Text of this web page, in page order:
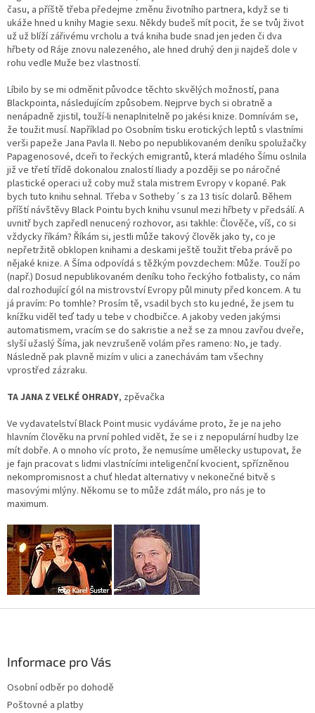
času, a příště třeba předejme změnu životního partnera, když se ti
ukáže hned u knihy Magie sexu. Někdy budeš mít pocit, že se tvůj život
už už blíží zářivému vrcholu a tvá kniha bude snad jen jeden či dva
hřbety od Ráje znovu nalezeného, ale hned druhý den ji najdeš dole v
rohu vedle Muže bez vlastností.
Líbilo by se mi odměnit původce těchto skvělých možností, pana
Blackpointa, následujícím způsobem. Nejprve bych si obratně a
nenápadně zjistil, touží-li nenaplnitelně po jakési knize. Domnívám se,
že toužit musí. Například po Osobním tisku erotických leptů s vlastními
verši papeže Jana Pavla II. Nebo po nepublikovaném deníku spolužačky
Papagenosové, dceři to řeckých emigrantů, která mladého Šímu oslnila
již ve třetí třídě dokonalou znalostí Iliady a později se po náročné
plastické operaci už coby muž stala mistrem Evropy v kopané. Pak
bych tuto knihu sehnal. Třeba v Sotheby´s za 13 tisíc dolarů. Během
příští návštěvy Black Pointu bych knihu vsunul mezi hřbety v předsálí. A
uvnitř bych zapředl nenucený rozhovor, asi takhle: Člověče, víš, co si
vždycky říkám? Říkám si, jestli může takový člověk jako ty, co je
nepřetržitě obklopen knihami a deskami ještě toužit třeba právě po
nějaké knize. A Šíma odpovídá s těžkým povzdechem: Může. Touží po
(např.) Dosud nepublikovaném deníku toho řeckýho fotbalisty, co nám
dal rozhodující gól na mistrovství Evropy půl minuty před koncem. A tu
já pravím: Po tomhle? Prosím tě, vsadil bych sto ku jedné, že jsem tu
knížku viděl teď tady u tebe v chodbičce. A jakoby veden jakýmsi
automatismem, vracím se do sakristie a než se za mnou zavřou dveře,
slyší užaslý Šíma, jak nevzrušeně volám přes rameno: No, je tady.
Následně pak plavně mizím v ulici a zanechávám tam všechny
vprostřed zázraku.
TA JANA Z VELKÉ OHRADY, zpěvačka
Ve vydavatelství Black Point music vydáváme proto, že je na jeho
hlavním člověku na první pohled vidět, že se i z nepopulární hudby lze
mít dobře. A o mnoho víc proto, že nemusíme umělecky ustupovat, že
je fajn pracovat s lidmi vlastnícími inteligenční kvocient, spřízněnou
nekompromisnost a chuť hledat alternativy v nekonečné bitvě s
masovými mlýny. Někomu se to může zdát málo, pro nás je to
maximum.
Informace pro Vás
Osobní odběr po dohodě
Poštovné a platby